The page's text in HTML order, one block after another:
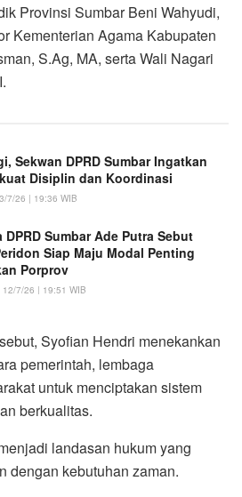
Provinsi Sumbar Beni Wahyudi,
Kementerian Agama Kabupaten
S.Ag, MA, serta Wali Nagari
Sekwan DPRD Sumbar Ingatkan
Disiplin dan Koordinasi
7/26 | 19:36 WIB
Sumbar Ade Putra Sebut
Siap Maju Modal Penting
Porprov
12/7/26 | 19:51 WIB
Syofian Hendri menekankan
pemerintah, lembaga
untuk menciptakan sistem
berkualitas.
landasan hukum yang
dengan kebutuhan zaman.